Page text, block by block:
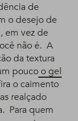
de
o desejo de
em vez de
não é. A
da textura
poucoo gel
o caimento
realçado
Para quem